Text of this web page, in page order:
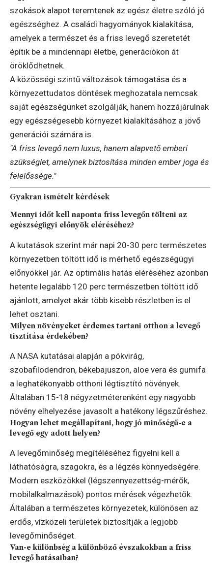
szokások alapot teremtenek az egész életre szóló jó
egészséghez. A családi hagyományok kialakítása,
amelyek a természet és a friss levegő szeretetét
építik be a mindennapi életbe, generációkon át
öröklődhetnek.
A közösségi szintű változások támogatása és a
környezettudatos döntések meghozatala nemcsak
saját egészségünket szolgálják, hanem hozzájárulnak
egy egészségesebb környezet kialakításához a jövő
generációi számára is.
"A friss levegő nem luxus, hanem alapvető emberi
szükséglet, amelynek biztosítása minden ember joga és
felelőssége."
Gyakran ismételt kérdések
Mennyi időt kell naponta friss levegőn tölteni az
egészségügyi előnyök eléréséhez?
A kutatások szerint már napi 20-30 perc természetes
környezetben töltött idő is mérhető egészségügyi
előnyökkel jár. Az optimális hatás eléréséhez azonban
hetente legalább 120 perc természetben töltött idő
ajánlott, amelyet akár több kisebb részletben is el
lehet osztani.
Milyen növényeket érdemes tartani otthon a levegő
tisztítása érdekében?
A NASA kutatásai alapján a pókvirág,
szobafilodendron, békebajuszon, aloe vera és gumifa
a leghatékonyabb otthoni légtisztító növények.
Általában 15-18 négyzetméterenként egy nagyobb
növény elhelyezése javasolt a hatékony légszűréshez.
Hogyan lehet megállapítani, hogy jó minőségű-e a
levegő egy adott helyen?
A levegőminőség megítéléséhez figyelni kell a
láthatóságra, szagokra, és a légzés könnyedségére.
Modern eszközökkel (légszennyezettség-mérők,
mobilalkalmazások) pontos mérések végezhetők.
Általában a természetes környezetek, különösen az
erdős, vízközeli területek biztosítják a legjobb
levegőminőséget.
Van-e különbség a különböző évszakokban a friss
levegő hatásaiban?